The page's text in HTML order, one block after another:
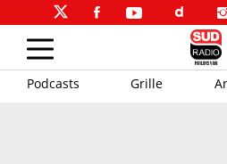
Podcasts Grille